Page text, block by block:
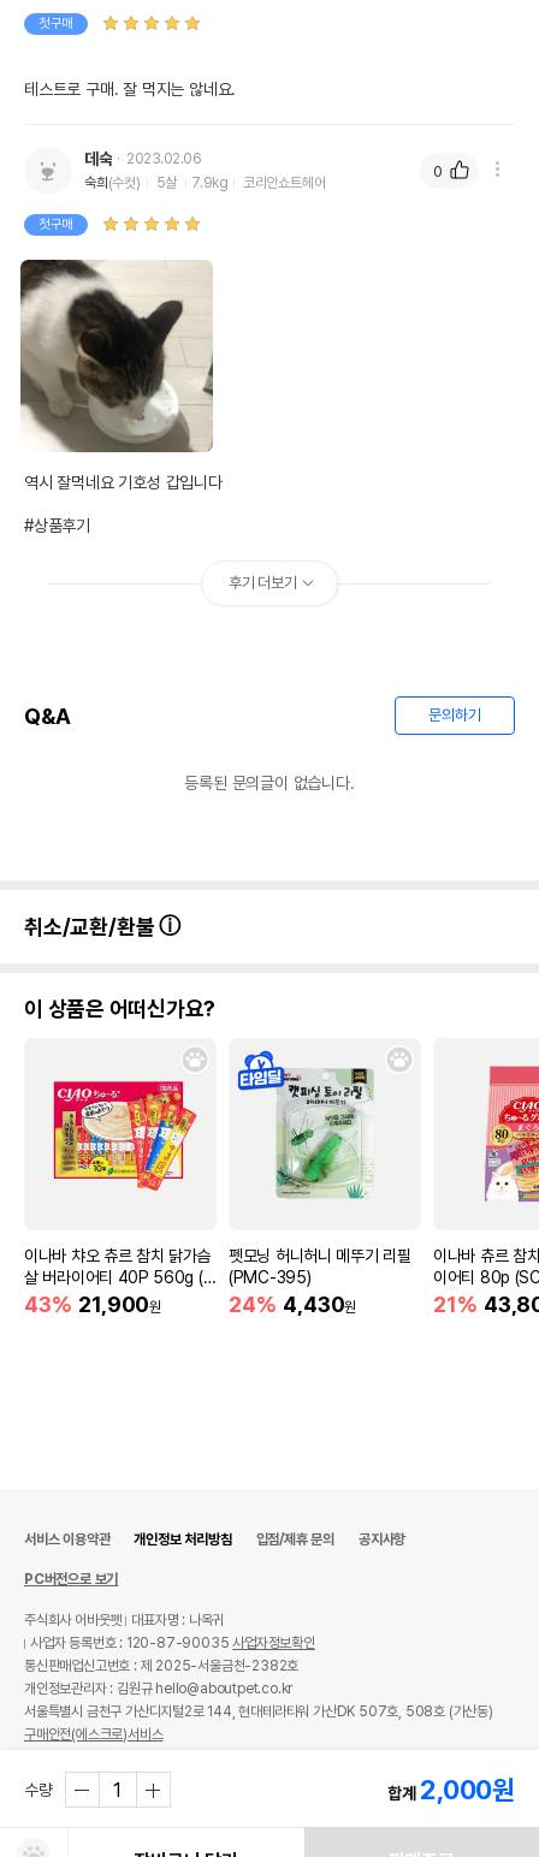
첫구매
테스트로 구매. 잘 먹지는 않네요.
데숙
2023.02.06
숙희 (수컷) 5살 7.9kg 코리안쇼트헤어
첫구매
역시 잘먹네요 기호성 갑입니다
#상품후기
0
후기 더보기
Q&A 문의하기
등록된 문의글이 없습니다.
취소/교환/환불
이 상품은 어떠신가요?
이나바 챠오 츄르 참치 닭가슴
살 버라이어티 40P 560g (S
C-186)
43% 21,900원
펫모닝 허니허니 메뚜기 리필
(PMC-395)
24% 4,430원
이나바 츄르 참
이어티 80p
21%
수량 합계 2,000원
서비스 이용약관 개인정보 처리방침 입점/제휴 문의 공지사항
PC버전으로 보기
주식회사 어바웃펫
대표자명 : 나옥귀
사업자 등록번호 : 120-87-90035사업자정보확인
통신판매업신고번호 : 제 2025-서울금천-2382호
개인정보관리자 : 김원규 hello@aboutpet.co.kr
서울특별시 금천구 가산디지털2로 144, 현대테라타워 가산DK 507호, 508호 (가산동)
구매안전(에스크로)서비스